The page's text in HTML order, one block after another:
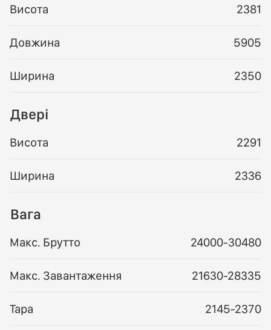
Висота 2381
Довжина 5905
Ширина 2350
Двері
Висота 2291
Ширина 2336
Вага
Макс. Брутто 24000-30480
Макс. Завантаження 21630-28335
Тара 2145-2370